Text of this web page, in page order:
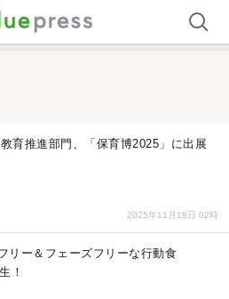
育推進部門、「保育博2025」に出展
2025年11月18日 02時
リー＆フェーズフリーな行動食
！